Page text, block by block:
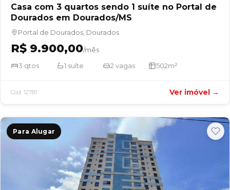
Casa com 3 quartos sendo 1 suíte no Portal de
Dourados em Dourados/MS
Portal de Dourados, Dourados
R$ 9.900,00/mês
3 qtos
1 suíte 2 vagas 502m²
Cód. 12781 Ver imóvel →
Para Alugar